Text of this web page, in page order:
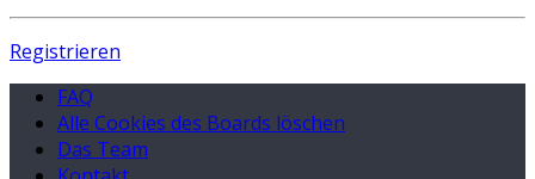
Registrieren
FAQ
Alle Cookies des Boards löschen
Das Team